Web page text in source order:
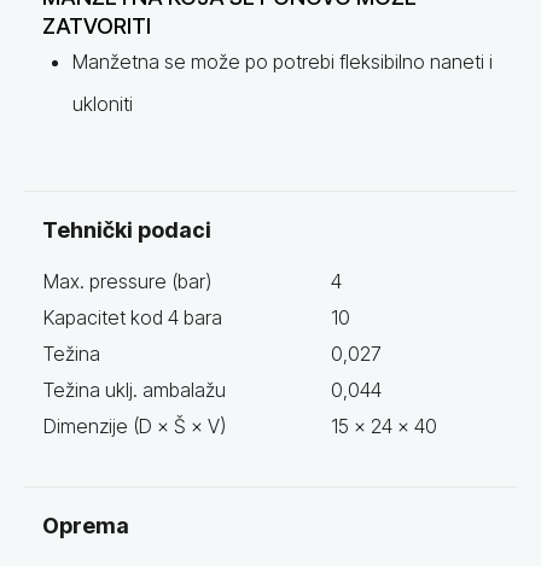
ZATVORITI
Manžetna se može po potrebi fleksibilno naneti i
ukloniti
Tehnički podaci
Max. pressure (bar)
4
Kapacitet kod 4 bara
10
Težina
0,027
Težina uklj. ambalažu
0,044
Dimenzije (D × Š × V)
15 x 24 x 40
Oprema